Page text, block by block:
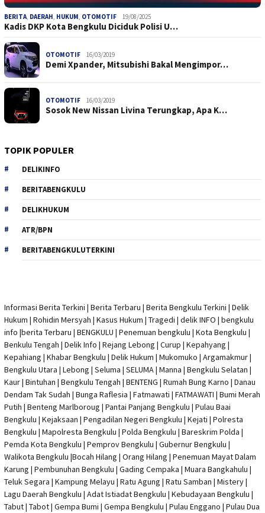
BERITA, DAERAH, HUKUM, OTOMOTIF 19/08/2025
Kadis DKP Kota Bengkulu Diciduk Polisi U…
OTOMOTIF 16/03/2019
Demi Xpander, Mitsubishi Bakal Mengimpor…
OTOMOTIF 16/03/2019
Sosok New Nissan Livina Terungkap, Apa K…
TOPIK POPULER
DELIKINFO
BERITABENGKULU
DELIKHUKUM
ATR/BPN
BERITABENGKULUTERKINI
Informasi Berita Terkini | Berita Terbaru | Berita Bengkulu Terkini | Delik
Hukum | Rohidin Mersyah | Kasus Hukum | Tragedi | delik INFO | bengkulu
info |berita Terbaru | BENGKULU | Penemuan bengkulu | Kota Bengkulu |
Benkulu Tengah | Delik Info | Rejang Lebong | Curup | Kepahyang |
Kepahiang | Khabar Bengkulu | Delik Hukum | Mukomuko | Argamakmur |
Bengkulu Utara | Lebong | Seluma | SELUMA | Manna | Bengkulu Selatan |
Kaur | Bintuhan | Bengkulu Tengah | BENTENG | Rumah Bung Karno | Danau
Dendam Tak Sudah | Bunga Raflesia | Fatmawati | FATMAWATI | Bumi Merah
Putih | Benteng Marlboroug | Pantai Panjang Bengkulu | Pulau Baai
Bengkulu | Kejaksaan | Pengadilan Negeri Bengkulu | Kejati | Polresta
Bengkulu | Mapolresta Bengkulu | Polda Bengkulu | Bareskrim Polda |
Pemda Kota Bengkulu | Pemprov Bengkulu | Gubernur Bengkulu |
Walikota Bengkulu |Bocah Hilang | Orang Hilang | Penemuan Mayat Dalam
Karung | Pembunuhan Bengkulu | Gading Cempaka | Muara Bangkahulu |
Teluk Segara | Kampung Melayu | Ratu Agung | Ratu Samban | Mistery |
Lagu Daerah Bengkulu | Adat Istiadat Bengkulu | Kebudayaan Bengkulu |
Tabut | Tabot | Gempa Bumi | Gempa Bengkulu | Pulau Enggano | Pulau Dua